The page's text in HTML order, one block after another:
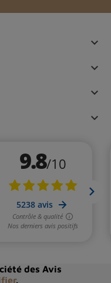




des Avis
.